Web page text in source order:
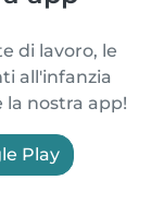
di lavoro, le
all'infanzia
nostra app!
Play